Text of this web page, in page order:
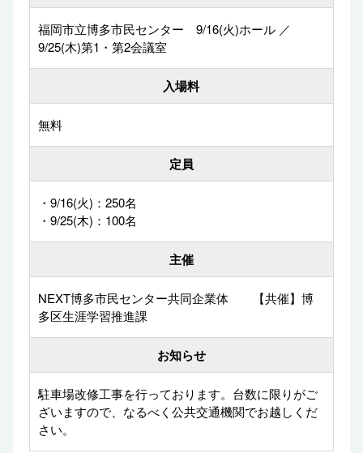
福岡市立博多市民センター 9/16(火)ホール ／
9/25(木)第1・第2会議室
入場料
無料
定員
・9/16(火)：250名
・9/25(木)：100名
主催
NEXT博多市民センター共同企業体 【共催】博
多区生涯学習推進課
お知らせ
駐車場改修工事を行っております。台数に限りがご
ざいますので、なるべく公共交通機関でお越しくだ
さい。